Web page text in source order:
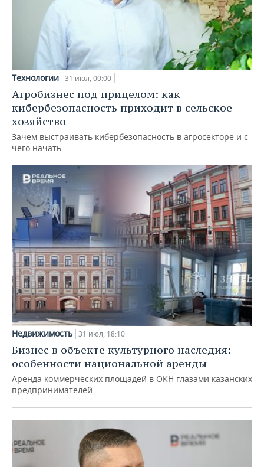
Технологии 31 июл, 00:00
Агробизнес под прицелом: как
кибербезопасность приходит в сельское
хозяйство
Зачем выстраивать кибербезопасность в агросекторе и с
чего начать
Недвижимость 31 июл, 18:10
Бизнес в объекте культурного наследия:
особенности национальной аренды
Аренда коммерческих площадей в ОКН глазами казанских
предпринимателей